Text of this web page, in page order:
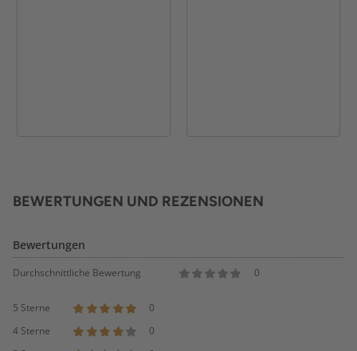
BEWERTUNGEN UND REZENSIONEN
Bewertungen
Durchschnittliche Bewertung 0
5 Sterne
0
4 Sterne
0